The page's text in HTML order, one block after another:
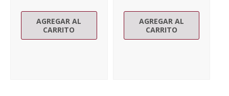
AGREGAR AL
CARRITO
AGREGAR AL
CARRITO